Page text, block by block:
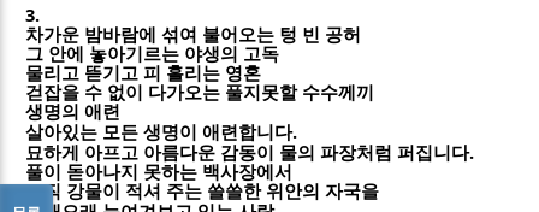
3.
차가운 밤바람에 섞여 불어오는 텅 빈 공허
그 안에 놓아기르는 야생의 고독
물리고 뜯기고 피 흘리는 영혼
걷잡을 수 없이 다가오는 풀지못할 수수께끼
생명의 애련
살아있는 모든 생명이 애련합니다.
묘하게 아프고 아름다운 감동이 물의 파장처럼 퍼집니다.
풀이 돋아나지 못하는 백사장에서
오직 강물이 적셔 주는 쓸쓸한 위안의 자국을